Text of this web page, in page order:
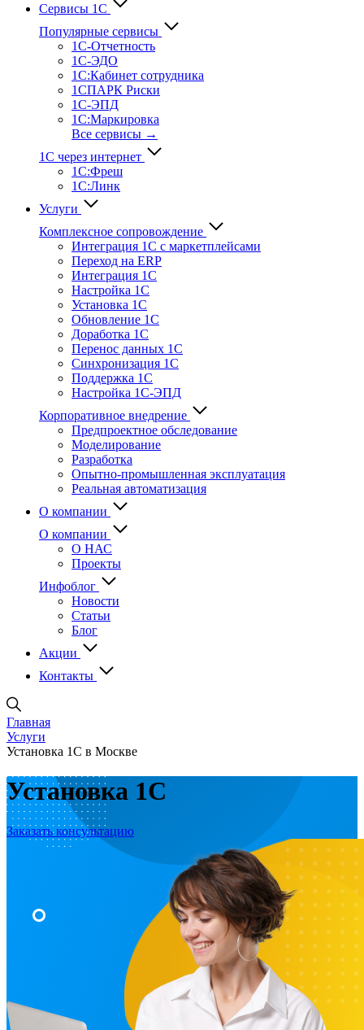
Сервисы 1С
Популярные сервисы
1С-Отчет­ность
1С-ЭДО
1С:Кабинет сотрудника
1СПАРК Риски
1С-ЭПД
1С:Маркировка
Все сервисы →
1С через интернет
1С:Фреш
1С:Линк
Услуги
Комплексное сопровождение
Интеграция 1С с маркетплейсами
Переход на ERP
Интеграция 1С
Настройка 1С
Установка 1С
Обновление 1С
Доработка 1С
Перенос данных 1С
Синхронизация 1С
Поддержка 1С
Настройка 1С-ЭПД
Корпоративное внедрение
Предпроектное обследование
Моделирование
Разработка
Опытно-промышленная эксплуатация
Реальная автоматизация
О компании
О компании
О НАС
Проекты
Инфоблог
Новости
Статьи
Блог
Акции
Контакты
Главная
Услуги
Установка 1С в Москве
Установка 1С
Заказать консультацию